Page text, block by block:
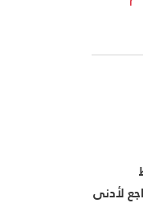
لأدنى